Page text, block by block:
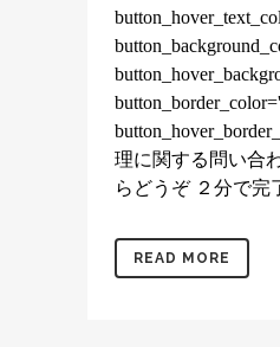
理に関する問い合
らどうぞ ２分で完
READ MORE